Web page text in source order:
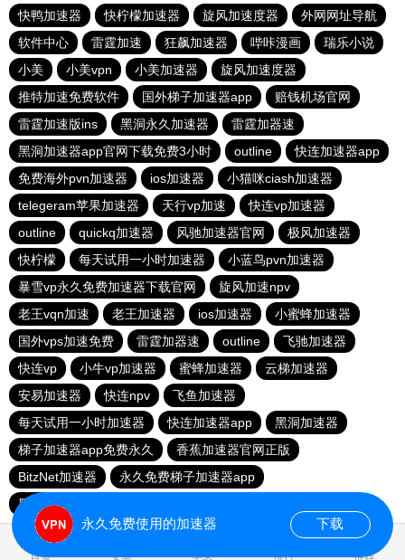
快鸭加速器
快柠檬加速器 旋风加速度器
外网网址导航
软件中心
雷霆加速 狂飙加速器 哔咔漫画
瑞乐小说
小美
小美vpn 小美加速器
旋风加速度器
推特加速免费软件
国外梯子加速器app
赔钱机场官网
雷霆加速版ins
黑洞永久加速器
雷霆加器速
黑洞加速器app官网下载免费3小时
outline
快连加速器app
免费海外pvn加速器
ios加速器
小猫咪ciash加速器
telegeram苹果加速器
天行vp加速
快连vp加速器
outline
quickq加速器 风驰加速器官网
极风加速器
快柠檬
每天试用一小时加速器
小蓝鸟pvn加速器
暴雪vp永久免费加速器下载官网
旋风加速npv
老王vqn加速
老王加速器 ios加速器
小蜜蜂加速器
国外vps加速免费
雷霆加器速 outline
飞驰加速器
快连vp
小牛vp加速器 蜜蜂加速器
云梯加速器
安易加速器
快连npv
飞鱼加速器
每天试用一小时加速器
快连加速器app
黑洞加速器
梯子加速器app免费永久
香蕉加速器官网正版
BitzNet加速器
永久免费梯子加速器app
黑洞海外npv加速梯子
首页 安卓 苹果 排行 推荐
永久免费使用的加速器 下载
0.026331s